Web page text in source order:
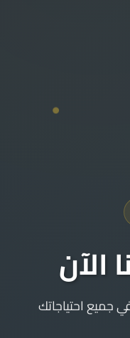
الآن
جميع احتياجاتك